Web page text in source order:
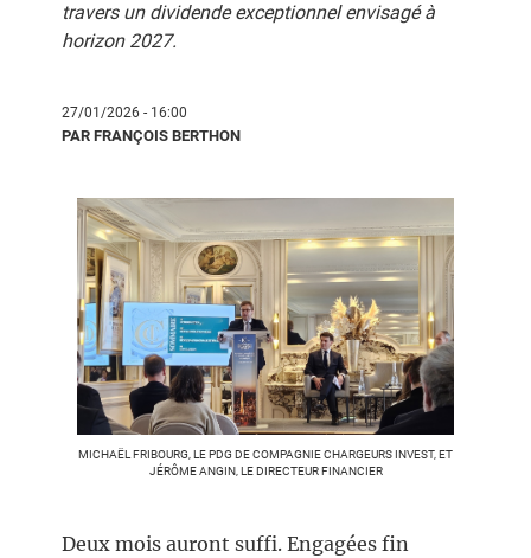
travers un dividende exceptionnel envisagé à
horizon 2027.
27/01/2026 - 16:00
PAR FRANÇOIS BERTHON
MICHAËL FRIBOURG, LE PDG DE COMPAGNIE CHARGEURS INVEST, ET
JÉRÔME ANGIN, LE DIRECTEUR FINANCIER
Deux mois auront suffi. Engagées fin